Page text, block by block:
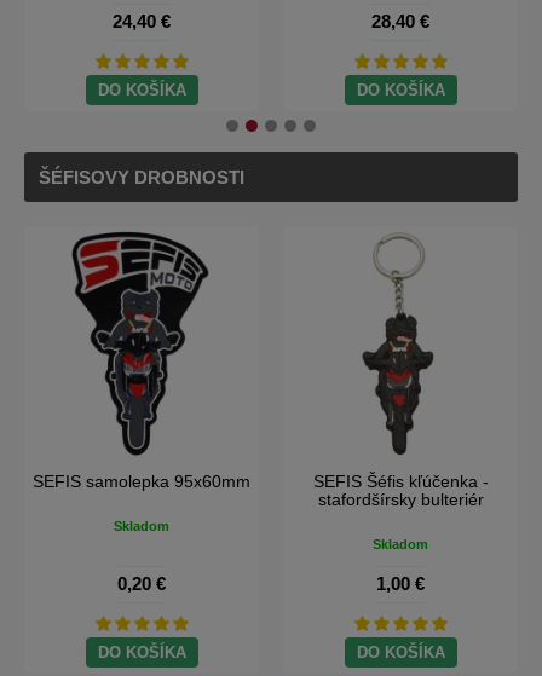
28,40 €
DO KOŠÍKA
60,60 € 44,70 €
DO KOŠÍKA
ŠÉFISOVY DROBNOSTI
SEFIS moto kľúčenka
1,00 €
DO KOŠÍKA
SEFIS samolepka
100x32mm
Skladom
0,20 €
DO KOŠÍKA